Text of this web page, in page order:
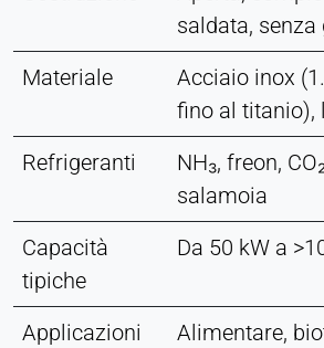
saldata,
Materiale
Acciaio inox
fino al titanio),
Refrigeranti
NH₃, freon,
salamoia
Capacità
tipiche
Da 50 kW a
Applicazioni
Alimentare,